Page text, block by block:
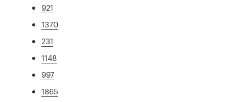
921
1370
231
1148
997
1865